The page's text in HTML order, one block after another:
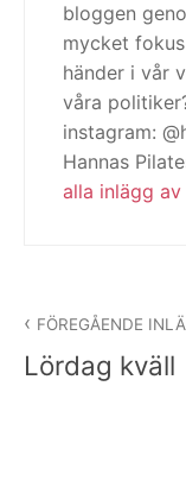
bloggen
mycket
händer i vår
våra
instagram:
Hannas
alla inlägg
FÖREGÅENDE
Lördag kväll